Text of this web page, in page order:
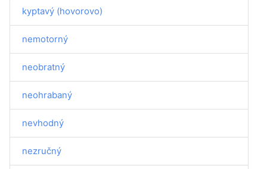
kyptavý (hovorovo)
nemotorný
neobratný
neohrabaný
nevhodný
nezručný